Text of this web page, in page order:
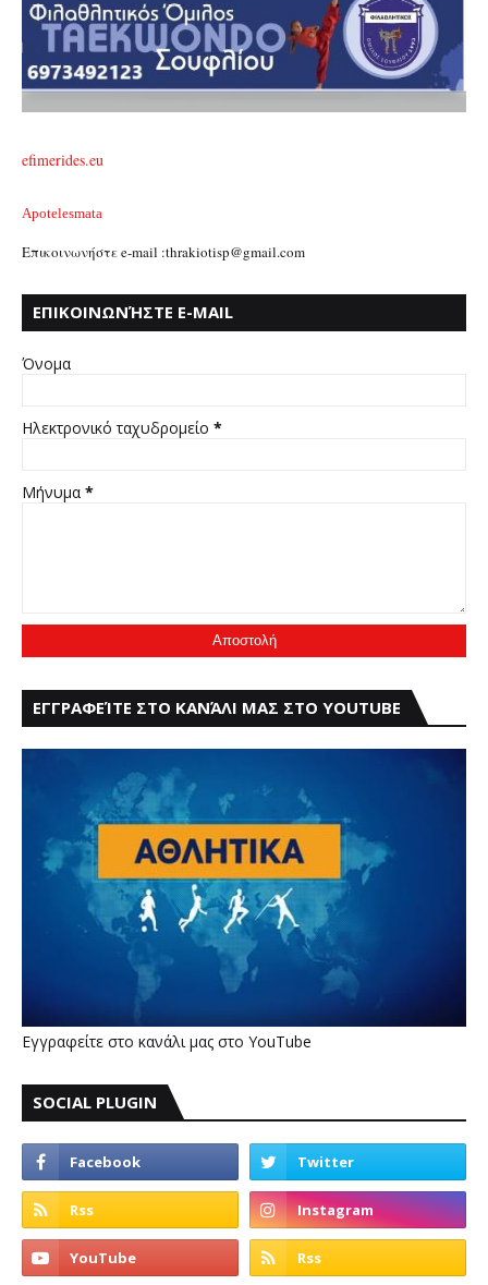
efimerides.eu
Apotelesmata
Επικοινωνήστε e-mail :thrakiotisp@gmail.com
ΕΠΙΚΟΙΝΩΝΉΣΤΕ E-MAIL
Όνομα
Ηλεκτρονικό ταχυδρομείο *
Μήνυμα *
ΕΓΓΡΑΦΕΊΤΕ ΣΤΟ ΚΑΝΆΛΙ ΜΑΣ ΣΤΟ YOUTUBE
Εγγραφείτε στο κανάλι μας στο YouTube
SOCIAL PLUGIN